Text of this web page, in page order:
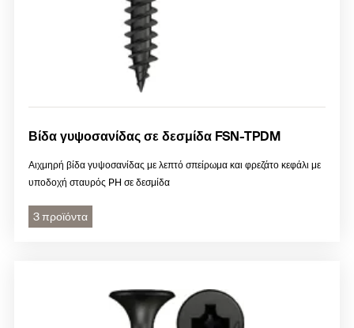
Βίδα γυψοσανίδας σε δεσμίδα FSN-TPDM
Αιχμηρή βίδα γυψοσανίδας με λεπτό σπείρωμα και φρεζάτο κεφάλι με
υποδοχή σταυρός PH σε δεσμίδα
3 προϊόντα